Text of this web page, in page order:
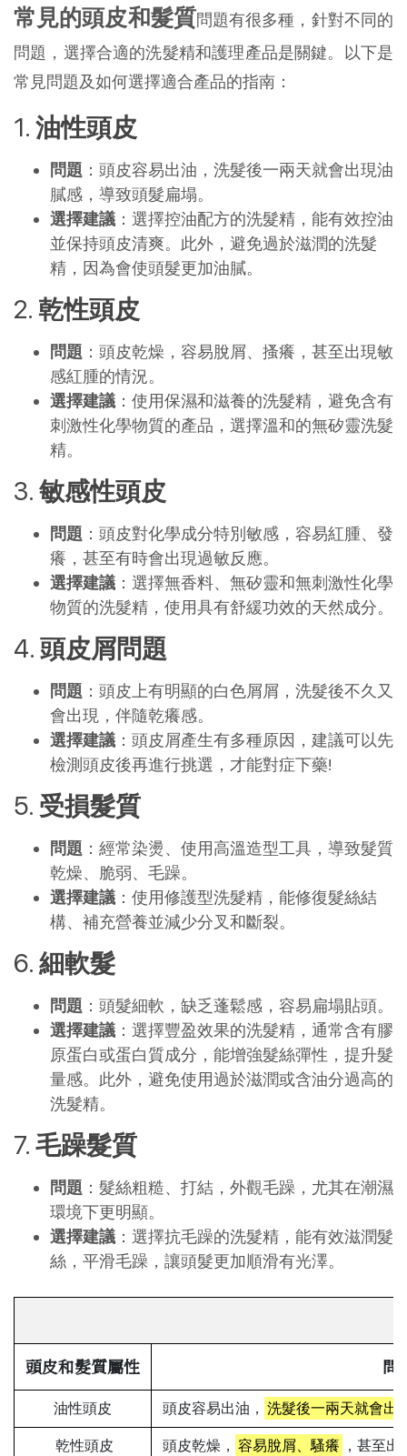
常見的頭皮和髮質問題有很多種，針對不同的
問題，選擇合適的洗髮精和護理產品是關鍵。以下是
常見問題及如何選擇適合產品的指南：
1. 油性頭皮
問題 ：頭皮容易出油，洗髮後一兩天就會出現油
膩感，導致頭髮扁塌。
選擇建議 ：選擇控油配方的洗髮精，能有效控油
並保持頭皮清爽。此外，避免過於滋潤的洗髮
精，因為會使頭髮更加油膩。
2. 乾性頭皮
問題 ：頭皮乾燥，容易脫屑、搔癢，甚至出現敏
感紅腫的情況。
選擇建議 ：使用保濕和滋養的洗髮精，避免含有
刺激性化學物質的產品，選擇溫和的無矽靈洗髮
精。
3. 敏感性頭皮
問題 ：頭皮對化學成分特別敏感，容易紅腫、發
癢，甚至有時會出現過敏反應。
選擇建議 ：選擇無香料、無矽靈和無刺激性化學
物質的洗髮精，使用具有舒緩功效的天然成分。
4. 頭皮屑問題
問題 ：頭皮上有明顯的白色屑屑，洗髮後不久又
會出現，伴隨乾癢感。
選擇建議 ：頭皮屑產生有多種原因，建議可以先
檢測頭皮後再進行挑選，才能對症下藥!
5. 受損髮質
問題 ：經常染燙、使用高溫造型工具，導致髮質
乾燥、脆弱、毛躁。
選擇建議 ：使用修護型洗髮精，能修復髮絲結
構、補充營養並減少分叉和斷裂。
6. 細軟髮
問題 ：頭髮細軟，缺乏蓬鬆感，容易扁塌貼頭。
選擇建議 ：選擇豐盈效果的洗髮精，通常含有膠
原蛋白或蛋白質成分，能增強髮絲彈性，提升髮
量感。此外，避免使用過於滋潤或含油分過高的
洗髮精。
7. 毛躁髮質
問題 ：髮絲粗糙、打結，外觀毛躁，尤其在潮濕
環境下更明顯。
選擇建議 ：選擇抗毛躁的洗髮精，能有效滋潤髮
絲，平滑毛躁，讓頭髮更加順滑有光澤。
頭皮和髮質屬性 問
油性頭皮 頭皮容易出油， 洗髮後一兩天就會出
乾性頭皮 頭皮乾燥， 容易脫屑、騷癢 ，甚至